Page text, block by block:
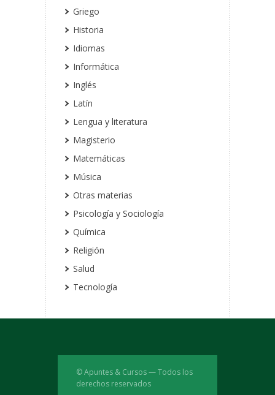
Griego
Historia
Idiomas
Informática
Inglés
Latín
Lengua y literatura
Magisterio
Matemáticas
Música
Otras materias
Psicología y Sociología
Química
Religión
Salud
Tecnología
© Apuntes & Cursos — Todos los
derechos reservados